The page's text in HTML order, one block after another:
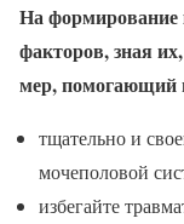
На формирование
факторов, зная
мер, помогающий
тщательно и
мочеполовой
избегайте